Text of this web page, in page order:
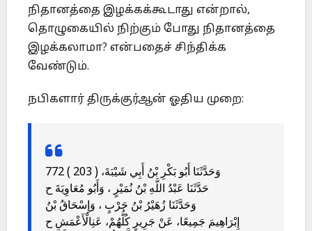
நிதானத்தை இழக்கக்கூடாது என்றால்,
தொழுகையில் நிற்கும் போது நிதானத்தை
இழக்கலாமா? என்பதைச் சிந்திக்க
வேண்டும்.
நபிகளார் திருக்குர்ஆன் ஓதிய முறை:
772 ( 203 ) وَحَدَّثَنَا أَبُو بَكْرِ بْنُ أَبِي شَيْبَةَ،
حَدَّثَنَا عَبْدُ اللَّهِ بْنُ نُمَيْرٍ ، وَأَبُو مُعَاوِيَةَ ح
وَحَدَّثَنَا زُهَيْرُ بْنُ حَرْبٍ ، وَإِسْحَاقُ بْنُ
إِبْرَاهِيمَ جَمِيعًا، عَنْ جَرِيرٍ كُلُّهُمْ، عَنِالْأَعْمَشِ ح